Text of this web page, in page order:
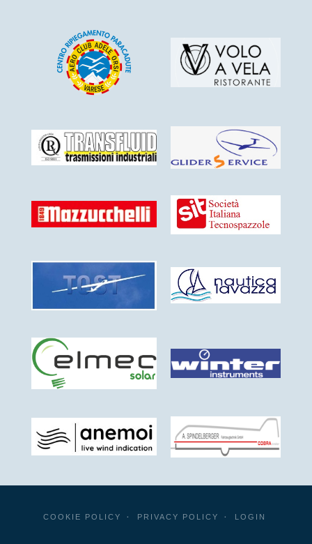
COOKIE POLICY PRIVACY POLICY LOGIN